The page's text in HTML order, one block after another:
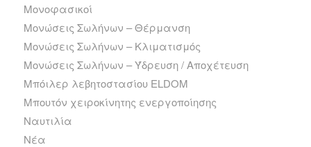
Μονοφασικοί
Μονώσεις Σωλήνων – Θέρμανση
Μονώσεις Σωλήνων – Κλιματισμός
Μονώσεις Σωλήνων – Ύδρευση / Αποχέτευση
Μπόιλερ λεβητοστασίου ELDOM
Μπουτόν χειροκίνητης ενεργοποίησης
Ναυτιλία
Νέα